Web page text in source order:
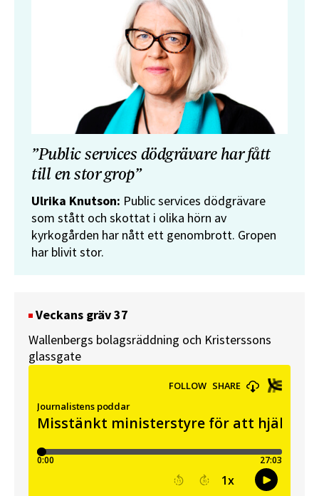
”Public services dödgrävare har fått
till en stor grop”
Ulrika Knutson: Public services dödgrävare
som stått och skottat i olika hörn av
kyrkogården har nått ett genombrott. Gropen
har blivit stor.
Veckans gräv 37
Wallenbergs bolagsräddning och Kristerssons
glassgate